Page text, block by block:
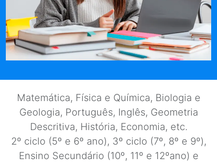
Matemática, Física e Química, Biologia e
Geologia, Português, Inglês, Geometria
Descritiva, História, Economia, etc.
2º ciclo (5º e 6º ano), 3º ciclo (7º, 8º e 9º),
Ensino Secundário (10º, 11º e 12ºano) e